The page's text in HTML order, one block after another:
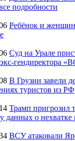
подробности
Ребёнок и
Суд на Урале
экс-гендиректора
В Грузии завели
туристов из РФ
Трамп пригрозил
данных о
ВСУ атаковали